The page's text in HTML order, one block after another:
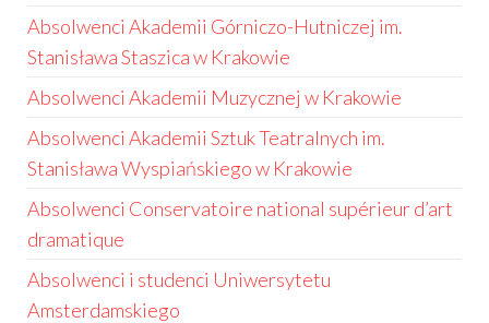
Absolwenci Akademii Górniczo-Hutniczej im.
Stanisława Staszica w Krakowie
Absolwenci Akademii Muzycznej w Krakowie
Absolwenci Akademii Sztuk Teatralnych im.
Stanisława Wyspiańskiego w Krakowie
Absolwenci Conservatoire national supérieur d’art
dramatique
Absolwenci i studenci Uniwersytetu
Amsterdamskiego